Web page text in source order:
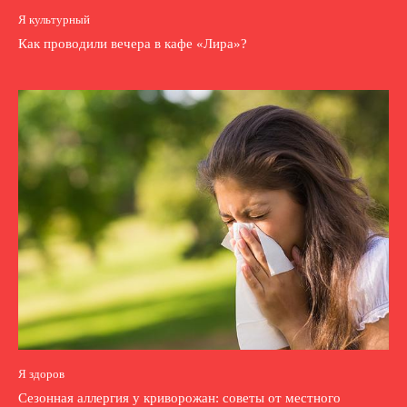
Я культурный
Как проводили вечера в кафе «Лира»?
Я здоров
Сезонная аллергия у криворожан: советы от местного